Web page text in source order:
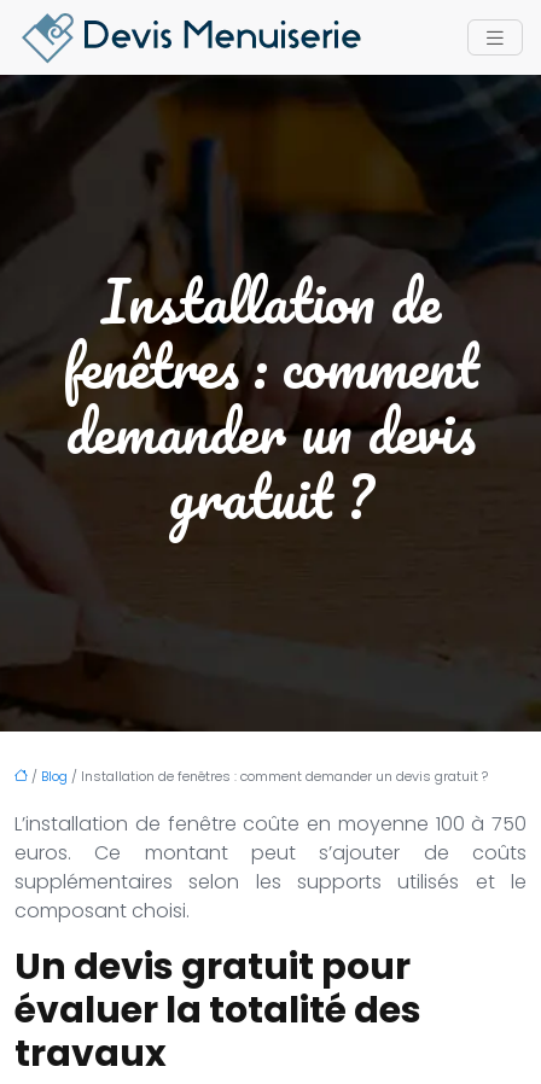
Installation de
fenêtres : comment
demander un devis
gratuit ?
/ Blog / Installation de fenêtres : comment demander un devis gratuit ?
L’installation de fenêtre coûte en moyenne 100 à 750
euros. Ce montant peut s’ajouter de coûts
supplémentaires selon les supports utilisés et le
composant choisi.
Un devis gratuit pour
évaluer la totalité des
travaux